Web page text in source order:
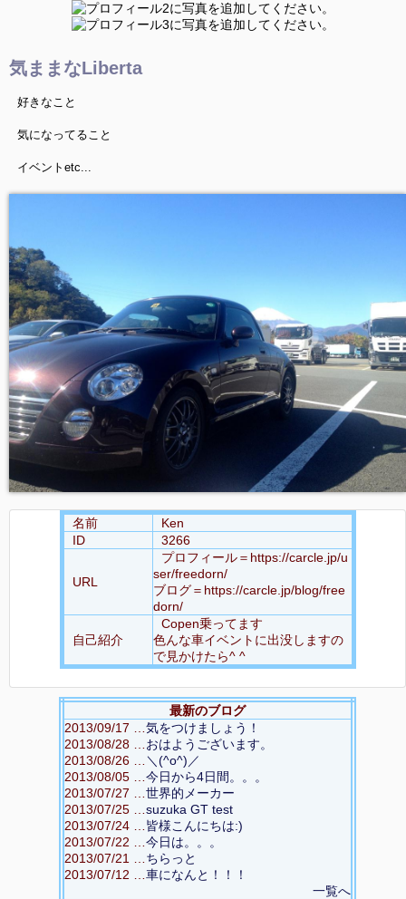
気ままなLiberta
好きなこと
気になってること
イベントetc...
名前
Ken
ID
3266
URL
プロフィール＝https://carcle.jp/u
ser/freedorn/
ブログ＝https://carcle.jp/blog/free
dorn/
自己紹介
Copen乗ってます
色んな車イベントに出没しますの
で見かけたら^ ^
最新のブログ
2013/09/17 … 気をつけましょう！
2013/08/28 … おはようございます。
2013/08/26 …
＼(^o^)／
2013/08/05 … 今日から4日間。。。
2013/07/27 … 世界的メーカー
2013/07/25 … suzuka GT test
2013/07/24 … 皆様こんにちは:)
2013/07/22 … 今日は。。。
2013/07/21 … ちらっと
2013/07/12 … 車になんと！！！
一覧へ